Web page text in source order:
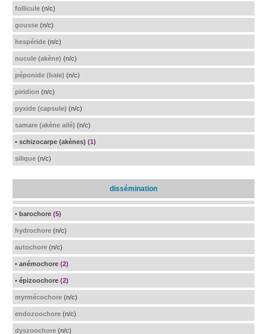
follicule (n/c)
gousse (n/c)
hespéride (n/c)
nucule (akène) (n/c)
péponide (baie) (n/c)
piridion (n/c)
pyxide (capsule) (n/c)
samare (akène ailé) (n/c)
• schizocarpe (akènes) (1)
silique (n/c)
dissémination
• barochore (5)
hydrochore (n/c)
autochore (n/c)
• anémochore (2)
• épizoochore (2)
myrmécochore (n/c)
endozoochore (n/c)
dyszoochore (n/c)